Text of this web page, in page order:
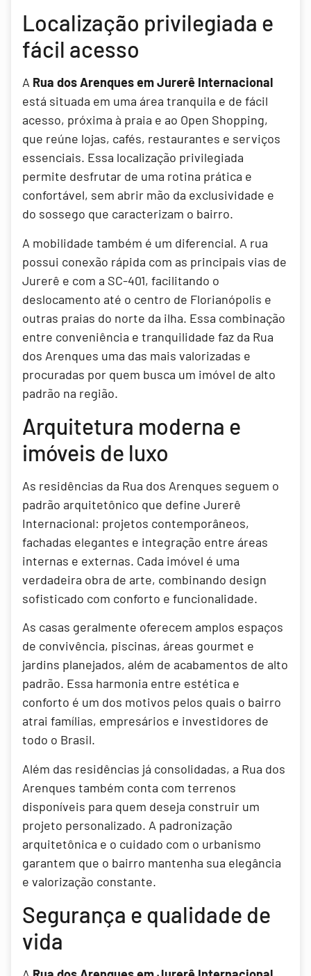
Localização privilegiada e
fácil acesso
A Rua dos Arenques em Jurerê Internacional
está situada em uma área tranquila e de fácil
acesso, próxima à praia e ao Open Shopping,
que reúne lojas, cafés, restaurantes e serviços
essenciais. Essa localização privilegiada
permite desfrutar de uma rotina prática e
confortável, sem abrir mão da exclusividade e
do sossego que caracterizam o bairro.
A mobilidade também é um diferencial. A rua
possui conexão rápida com as principais vias de
Jurerê e com a SC-401, facilitando o
deslocamento até o centro de Florianópolis e
outras praias do norte da ilha. Essa combinação
entre conveniência e tranquilidade faz da Rua
dos Arenques uma das mais valorizadas e
procuradas por quem busca um imóvel de alto
padrão na região.
Arquitetura moderna e
imóveis de luxo
As residências da Rua dos Arenques seguem o
padrão arquitetônico que define Jurerê
Internacional: projetos contemporâneos,
fachadas elegantes e integração entre áreas
internas e externas. Cada imóvel é uma
verdadeira obra de arte, combinando design
sofisticado com conforto e funcionalidade.
As casas geralmente oferecem amplos espaços
de convivência, piscinas, áreas gourmet e
jardins planejados, além de acabamentos de alto
padrão. Essa harmonia entre estética e
conforto é um dos motivos pelos quais o bairro
atrai famílias, empresários e investidores de
todo o Brasil.
Além das residências já consolidadas, a Rua dos
Arenques também conta com terrenos
disponíveis para quem deseja construir um
projeto personalizado. A padronização
arquitetônica e o cuidado com o urbanismo
garantem que o bairro mantenha sua elegância
e valorização constante.
Segurança e qualidade de
vida